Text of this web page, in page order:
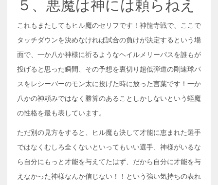
５、悪魔は神には頼らねえ
これもまたしてもヒル魔のセリフです！神龍寺戦で、ここで
タッチダウンを決めなければ試合の負けが決定するという場
面で、一か八か神様に祈るようなヘイルメリーパスを誰もが
投げると思った瞬間、その予想を裏切り超低弾道の剛速球パ
スをレシーバーのモン太に投げた時に放った言葉です！一か
八かの神頼みではなく勝算のあることしかしないという蛭魔
の性格を最も表しています。
ただ別の見方をすると、ヒル魔も決して才能に恵まれた選手
ではなくむしろ全くないといってもいい選手、神様がいるな
ら自分にもっと才能を与えてたはず、だから自分に才能を与
えなかった神様なんか信じない！！という強い気持ちの表れ